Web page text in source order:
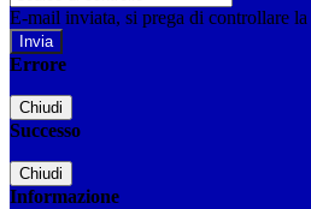
E-mail inviata, si prega di controllare
Errore
Chiudi
Successo
Chiudi
Informazione